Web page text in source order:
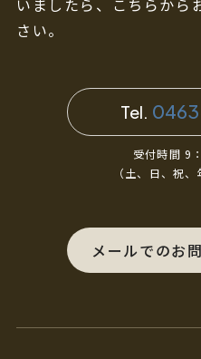
いましたら、こちらから
さい。
Tel.
受付時間 9
（土、日、祝
メールでのお